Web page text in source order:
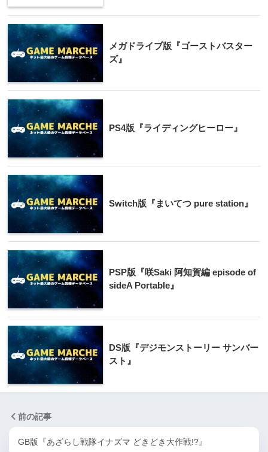
メガドライブ版『ゴーストバスター
ズ』
PS4版『ライディングヒーロー』
Switch版『まいてつ pure station』
PSP版『咲Saki 阿知賀編 episode of
sideA Portable』
DS版『デジモンストーリー サンバー
スト』
前の記事
GB版『あざらし戦隊イナズマ どきどき大作戦!?』